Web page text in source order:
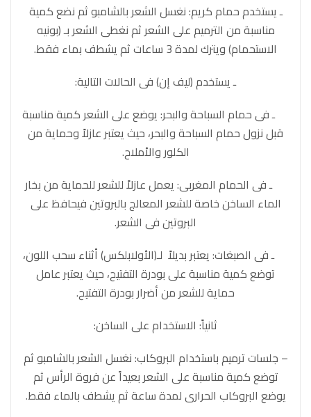
ـ يستخدم حمام كريم: نغسل الشعر بالشامبو ثم نضع كمية
مناسبة من الترميم على الشعر ثم نغطى الشعر بـ (بونيه
الاستحمام) ويترك لمدة 3 ساعات ثم يشطف بماء فقط.
ـ يستخدم (ليف إن) فى الحالات التالية:
ـ فى حمام السباحة والبحر: يوضع على الشعر كمية مناسبة
قبل نزول حمام السباحة والبحر، حيث يعتبر عازلاً وحماية من
الكلور والأملاح.
ـ فى الحمام المغربى: يعمل عازلاً للشعر للحماية من بخار
الماء الساخن خاصة للشعر المعالج بالبروتين فيحافظ على
البروتين فى الشعر.
ـ فى الصبغات: يعتبر بديلاً لـ(الأولابلكس) أثناء سحب اللون،
توضع كمية مناسبة على بودرة التفتيح، حيث يعتبر عامل
حماية للشعر من أضرار بودرة التفتيح.
ثانياً: الاستخدام على الساخن:
– جلسات ترميم باستخدام البروكاب: نغسل الشعر بالشامبو ثم
توضع كمية مناسبة على الشعر بعيداً عن فروة الرأس ثم
يوضع البروكاب الحرارى لمدة ساعة ثم يشطف بالماء فقط.